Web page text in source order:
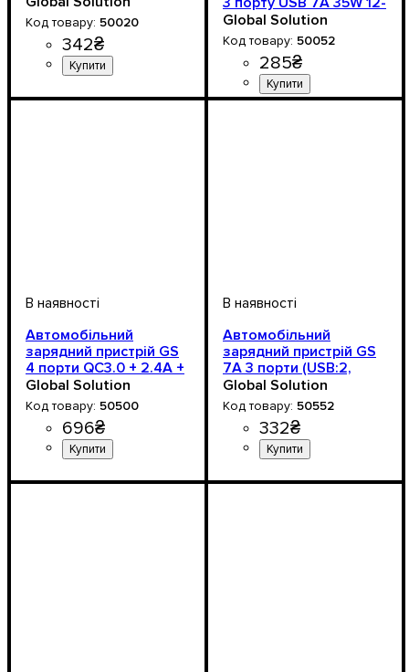
зарядка 30W50020
342₴
32V
Global Solution
50052
285₴
Напруга, V: 12-24V
Автомобільний
зарядний пристрій GS
4 порти QC3.0 + 2.4A +
3.1A USB
Global Solution
50500
696₴
Автомобільний
зарядний пристрій GS
7А 3 порти (USB:2,
Type-C:1) 35W швидка
зарядка QC3.0
Global Solution
50552
332₴